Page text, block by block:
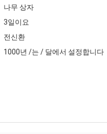
나무 상자
3일이요
전신환
1000년 /는 / 달에서 설정합니다